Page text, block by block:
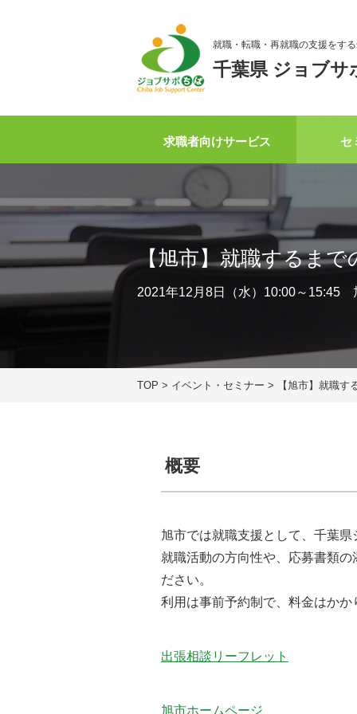
就職・転職・再就職の支援をす
千葉県 ジョブサ
求職者向けサービス セ
【旭市】就職するまで
2021年12月8日（水）10:00～15:45
TOP > イベント・セミナー > 【旭市】就職
概要
旭市では就職支援として、千葉
就職活動の方向性や、応募書類
ださい。
利用は事前予約制で、料金はか
出張相談リーフレット
旭市ホームページ